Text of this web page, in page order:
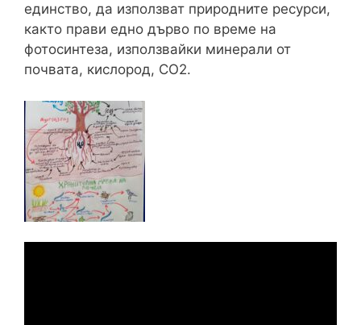
единство, да използват природните ресурси,
както прави едно дърво по време на
фотосинтеза, използвайки минерали от
почвата, кислород, CO2.